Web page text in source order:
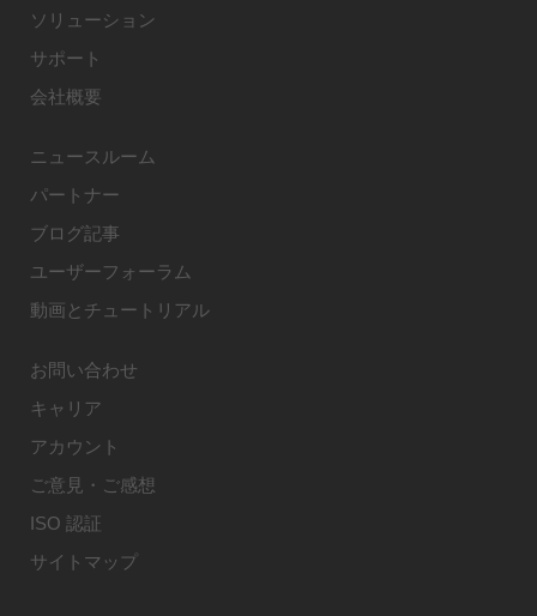
ソリューション
サポート
会社概要
ニュースルーム
パートナー
ブログ記事
ユーザーフォーラム
動画とチュートリアル
お問い合わせ
キャリア
アカウント
ご意見・ご感想
ISO 認証
サイトマップ